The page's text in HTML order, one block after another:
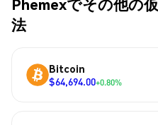
Phemexでその他の
法
Bitcoin
$64,694.00+0.80%